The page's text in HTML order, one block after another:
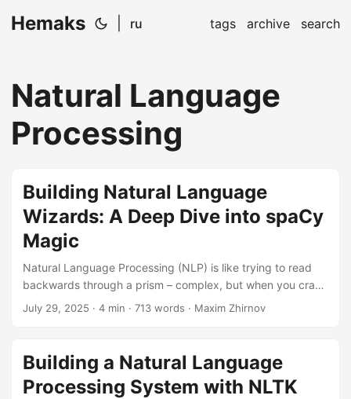
Hemaks ru tags archive search
Natural Language
Processing
Building Natural Language
Wizards: A Deep Dive into spaCy
Magic
Natural Language Processing (NLP) is like trying to read
backwards through a prism – complex, but when you crack
the code, suddenly text becomes malleable magic. With
dissects, and maybe even laughs at your terrible puns.
Installation & Initial Setup Before we channel our inner
Sherlock Holmes of text analysis, we need the right tools....
July 29, 2025 · 4 min · 713 words · Maxim Zhirnov
Building a Natural Language
Processing System with NLTK